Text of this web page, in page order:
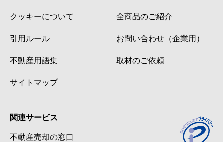
クッキーについて
引用ルール
不動産用語集
サイトマップ
全商品のご紹介
お問い合わせ（企業用）
取材のご依頼
関連サービス
不動産売却の窓口